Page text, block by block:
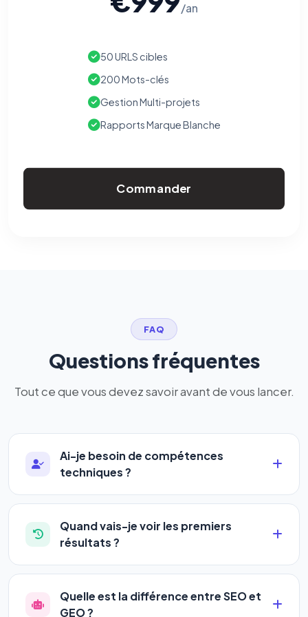
/an
50 URLS cibles
200 Mots-clés
Gestion Multi-projets
Rapports Marque Blanche
Commander
FAQ
Questions fréquentes
Tout ce que vous devez savoir avant de vous lancer.
Ai-je besoin de compétences
techniques ?
Absolument pas. Notre logiciel a été conçu pour
être accessible àtous les profils: artisans,
commerçants, auto-entrepreneurs, PME ou
complexe — vous renseignez l'adresse de votre
site, décrivez votre activité, et le logiciel gère tout
en automatique 24h/24.
Quand vais-je voir les premiers
résultats ?
La plupart de nos utilisateurs observent une
amélioration de leur positionnement en4 à 6
semaines. Le référencement est un marathon, pas
Quelle est la différence entre SEO et
GEO ?